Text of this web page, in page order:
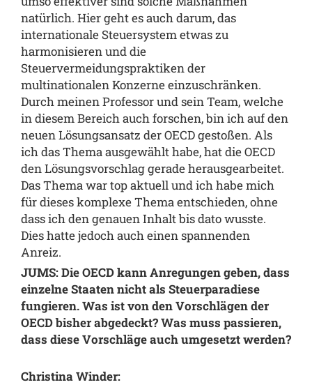
natürlich. Hier geht es auch darum, das
internationale Steuersystem etwas zu
harmonisieren und die
Steuervermeidungspraktiken der
multinationalen Konzerne einzuschränken.
Durch meinen Professor und sein Team, welche
in diesem Bereich auch forschen, bin ich auf den
neuen Lösungsansatz der OECD gestoßen. Als
ich das Thema ausgewählt habe, hat die OECD
den Lösungsvorschlag gerade herausgearbeitet.
Das Thema war top aktuell und ich habe mich
für dieses komplexe Thema entschieden, ohne
dass ich den genauen Inhalt bis dato wusste.
Dies hatte jedoch auch einen spannenden
Anreiz.
JUMS: Die OECD kann Anregungen geben, dass
einzelne Staaten nicht als Steuerparadiese
fungieren. Was ist von den Vorschlägen der
OECD bisher abgedeckt? Was muss passieren,
dass diese Vorschläge auch umgesetzt werden?
Christina Winder: